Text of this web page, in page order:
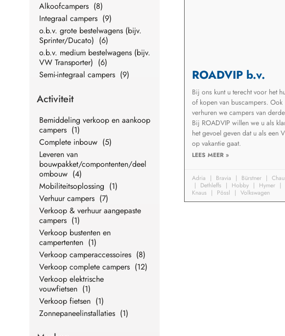
Alkoofcampers (8)
Integraal campers (9)
o.b.v. grote bestelwagens (bijv.
Sprinter/Ducato) (6)
o.b.v. medium bestelwagens (bijv.
VW Transporter) (6)
Semi-integraal campers (9)
Activiteit
Bemiddeling verkoop en aankoop
campers (1)
Complete inbouw (5)
Leveren van
bouwpakket/compontenten/deel
ombouw (4)
Mobiliteitsoplossing (1)
Verhuur campers (7)
Verkoop & verhuur aangepaste
campers (1)
Verkoop bustenten en
campertenten (1)
Verkoop camperaccessoires (8)
Verkoop complete campers (12)
Verkoop elektrische
vouwfietsen (1)
Verkoop fietsen (1)
Zonnepaneelinstallaties (1)
ROADVIP b.v.
Bij ons kunt u terecht voor het
of kopen van buscampers. Ook
verhuren we campers van
Bij ROADVIP willen we u als
het gevoel geven dat u als een
op vakantie gaat.
LEES MEER »
Adria Bravia Bürstner
Dethleffs
Hobby
Hymer
Knaus
Pössl Volkswagen